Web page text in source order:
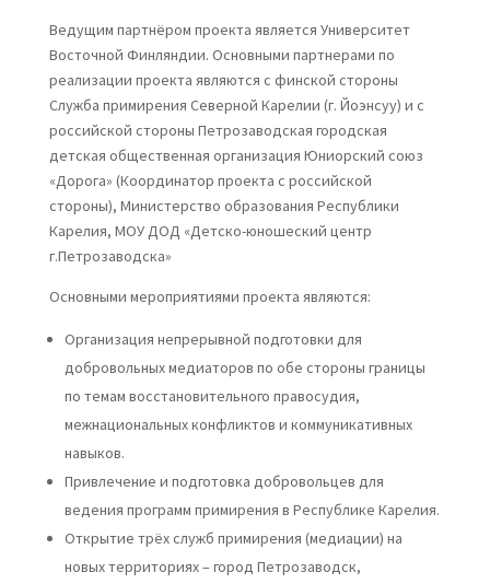
Ведущим партнёром проекта является Университет
Восточной Финляндии. Основными партнерами по
реализации проекта являются с финской стороны
Служба примирения Северной Карелии (г. Йоэнсуу) и с
российской стороны Петрозаводская городская
детская общественная организация Юниорский союз
«Дорога» (Координатор проекта с российской
стороны), Министерство образования Республики
Карелия, МОУ ДОД «Детско-юношеский центр
г.Петрозаводска»
Основными мероприятиями проекта являются:
Организация непрерывной подготовки для
добровольных медиаторов по обе стороны границы
по темам восстановительного правосудия,
межнациональных конфликтов и коммуникативных
навыков.
Привлечение и подготовка добровольцев для
ведения программ примирения в Республике Карелия.
Открытие трёх служб примирения (медиации) на
новых территориях – город Петрозаводск,